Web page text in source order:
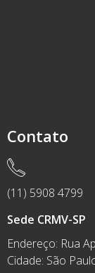
Contato
(11) 5908 4799
Sede CRMV-SP
Endereço: Rua
Cidade: São